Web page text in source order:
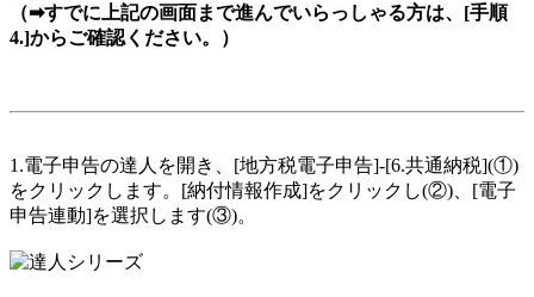
（➡すでに上記の画面まで進んでいらっしゃる方は、[手順
4.]からご確認ください。）
1.電子申告の達人を開き、[地方税電子申告]-[6.共通納税](①)
をクリックします。[納付情報作成]をクリックし(②)、[電子
申告連動]を選択します(③)。